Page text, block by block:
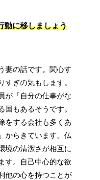
動に移しましょう
妻の話です。関心す
すぎの気もします。
が「自分の仕事がな
国もあるそうです。
をする会社も多くあ
からきています。仏
境の清潔さが相互に
す。自己中心的な欲
他の心を持つことが